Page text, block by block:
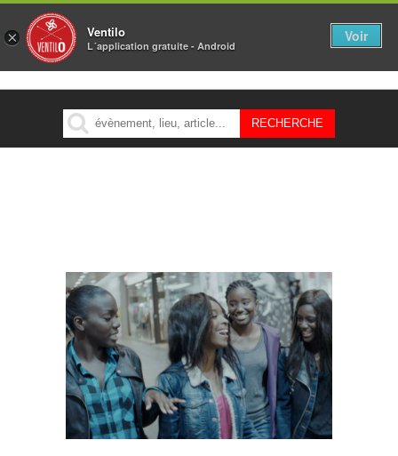
MENU
× Ventilo
L´application gratuite - Android
Voir